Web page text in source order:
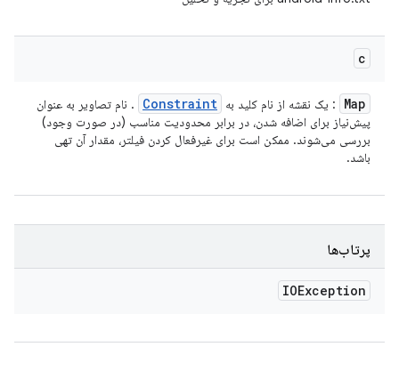
c
Map : یک نقشه از نام کلید به Constraint
. نام تصاویر به عنوان
پیش‌نیاز برای اضافه شدن، در برابر محدودیت مناسب (در صورت وجود)
بررسی می‌شوند. ممکن است برای غیرفعال کردن فیلتر، مقدار آن تهی
باشد.
پرتاب‌ها
IOException